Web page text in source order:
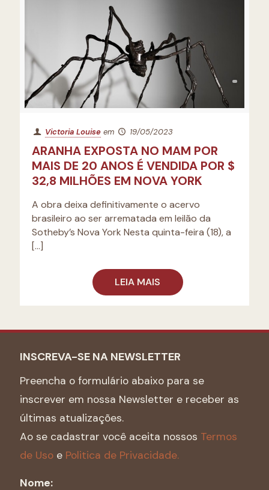
Victoria Louise em 19/05/2023
ARANHA EXPOSTA NO MAM POR
MAIS DE 20 ANOS É VENDIDA POR $
32,8 MILHÕES EM NOVA YORK
A obra deixa definitivamente o acervo
brasileiro ao ser arrematada em leilão da
Sotheby’s Nova York Nesta quinta-feira (18), a
[…]
LEIA MAIS
INSCREVA-SE NA NEWSLETTER
Preencha o formulário abaixo para se
inscrever em nossa Newsletter e receber as
últimas atualizações.
Ao se cadastrar você aceita nossos Termos
de Uso e Politica de Privacidade.
Nome: